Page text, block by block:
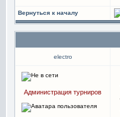
Вернуться к началу
electro
Администрация турниров